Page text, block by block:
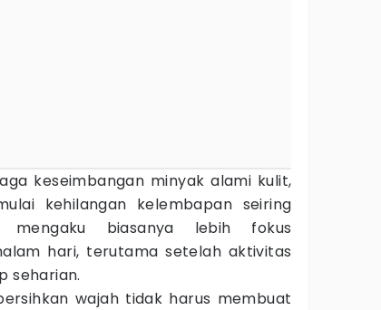
keseimbangan minyak alami kulit,
kehilangan kelembapan seiring
mengaku biasanya lebih fokus
hari, terutama setelah aktivitas
seharian.
wajah tidak harus membuat